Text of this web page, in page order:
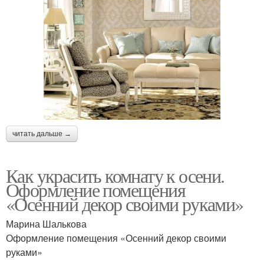
читать дальше →
Как украсить комнату к осени.
Оформление помещения
«Осенний декор своими руками»
Марина Шалькова
Оформление помещения «Осенний декор своими
руками»